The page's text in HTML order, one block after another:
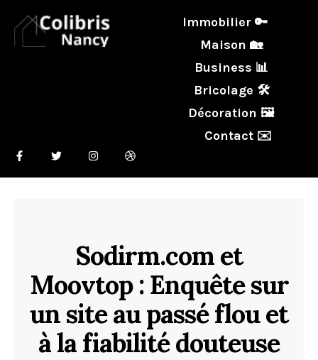
Immobilier 🔑
Maison 🏡
Business 📊
Bricolage 🛠️
Décoration 🖼️
Contact ✉️
Sodirm.com et
Moovtop : Enquête sur
un site au passé flou et
à la fiabilité douteuse